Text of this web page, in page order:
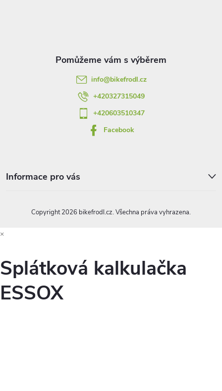
info@bikefrodl.cz
+420327315049
+420603510347
Facebook
Informace pro vás
Copyright 2026 bikefrodl.cz. Všechna práva vyhrazena.
×
Splátková kalkulačka
ESSOX